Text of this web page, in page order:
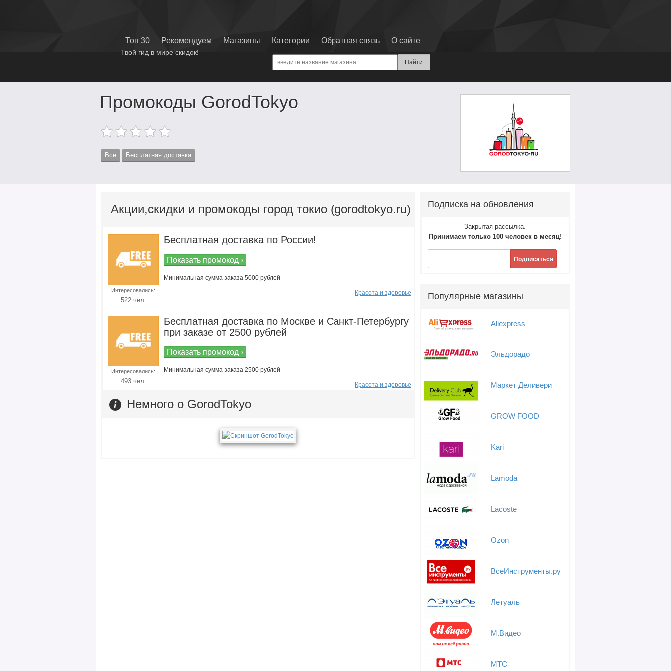
Твой гид в мире скидок!
Топ 30 Рекомендуем Магазины Категории Обратная связь О сайте
Промокоды GorodTokyo
Всё Бесплатная доставка
Акции,скидки и промокоды город токио (gorodtokyo.ru)
Интересовались:
522 чел.
Бесплатная доставка по России!
Показать промокод ›
Минимальная сумма заказа 5000 рублей
Красота и здоровье
Интересовались:
493 чел.
Бесплатная доставка по Москве и Санкт-Петербургу
при заказе от 2500 рублей
Показать промокод ›
Минимальная сумма заказа 2500 рублей
Красота и здоровье
Немного о GorodTokyo
Подписка на обновления
Закрытая рассылка.
Принимаем только 100 человек в месяц!
Подписаться
Популярные магазины
Aliexpress
Эльдорадо
Маркет Деливери
GROW FOOD
Kari
Lamoda
Lacoste
Ozon
ВсеИнструменты.ру
Летуаль
М.Видео
МТС